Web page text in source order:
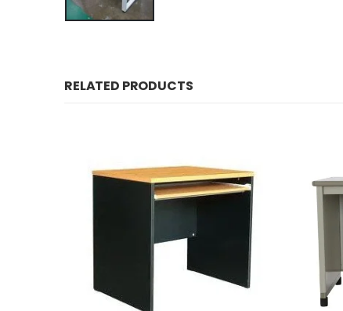
RELATED PRODUCTS